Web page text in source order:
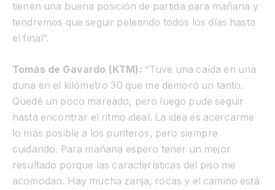
tienen una buena posición de partida para mañana y
tendremos que seguir peleando todos los días hasta
el final”.
Tomás de Gavardo (KTM): “Tuve una caída en una
duna en el kilómetro 30 que me demoró un tanto.
Quedé un poco mareado, pero luego pude seguir
hasta encontrar el ritmo ideal. La idea es acercarme
lo más posible a los punteros, pero siempre
cuidando. Para mañana espero tener un mejor
resultado porque las características del piso me
acomodan. Hay mucha zanja, rocas y el camino está